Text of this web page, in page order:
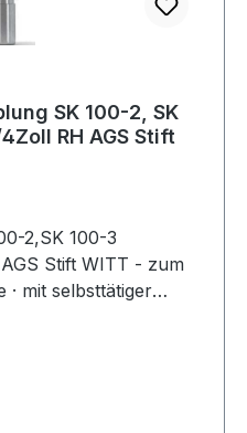
SK 100-2, SK
RH AGS Stift
2,SK 100-3
Stift WITT - zum
· mit selbsttätiger